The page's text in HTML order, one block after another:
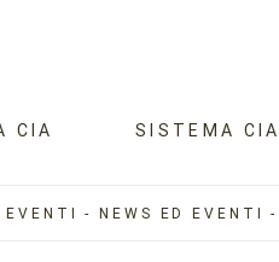
CIA SISTEMA CIA
EVENTI -NEWS ED EVENTI